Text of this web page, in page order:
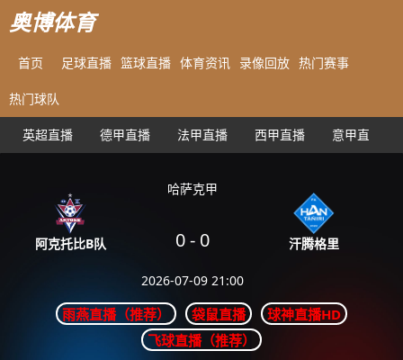
奥博体育
首页 足球直播 篮球直播 体育资讯 录像回放 热门赛事
热门球队
英超直播 德甲直播 法甲直播 西甲直播 意甲直播
阿克托比B队
哈萨克甲
0- 0
2026-07-09 21:00
汗腾格里
雨燕直播（推荐） 袋鼠直播
球神直播HD
飞球直播（推荐）